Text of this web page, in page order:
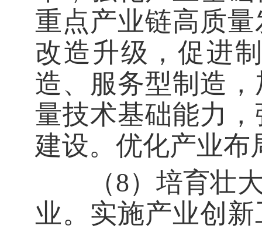
重点产业链高质
改造升级，促进
造、服务型制造
量技术基础能力
建设。优化产业布
（8）培育壮大
业。实施产业创